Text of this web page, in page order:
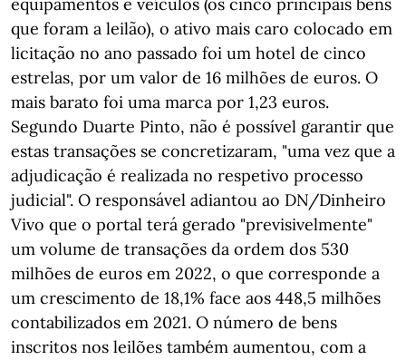
que foram a leilão), o ativo mais caro colocado em
licitação no ano passado foi um hotel de cinco
estrelas, por um valor de 16 milhões de euros. O
mais barato foi uma marca por 1,23 euros.
Segundo Duarte Pinto, não é possível garantir que
estas transações se concretizaram, "uma vez que a
adjudicação é realizada no respetivo processo
judicial". O responsável adiantou ao DN/Dinheiro
Vivo que o portal terá gerado "previsivelmente"
um volume de transações da ordem dos 530
milhões de euros em 2022, o que corresponde a
um crescimento de 18,1% face aos 448,5 milhões
contabilizados em 2021. O número de bens
inscritos nos leilões também aumentou, com a